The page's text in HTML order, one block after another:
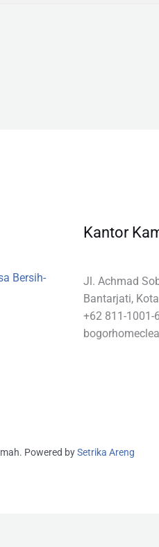
Bersih-
Kantor
Jl. Achmad
Bantarjati,
+62 811-1001-
Powered bySetrika Areng